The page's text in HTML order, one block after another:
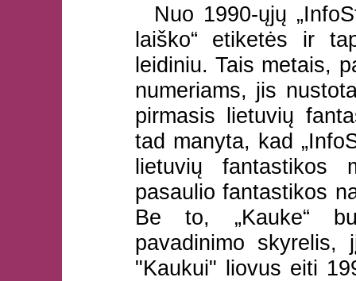
Nuo 1990-ųjų
laiško“ etiketės ir
leidiniu. Tais metais,
numeriams, jis
pirmasis lietuvių
tad manyta, kad
lietuvių fantastikos
pasaulio fantastikos
Be to, „Kauke“
pavadinimo
"Kaukui" liovus eiti